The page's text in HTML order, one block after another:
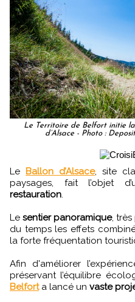
Le Territoire de Belfort initie
d’Alsace - Photo :
Le Ballon d’Alsace, site
paysages, fait l’objet
restauration
Le sentier panoramique, très
du temps les effets
la forte fréquentation
Afin d'améliorer
préservant l’équilibre
Belforta lancé un vaste